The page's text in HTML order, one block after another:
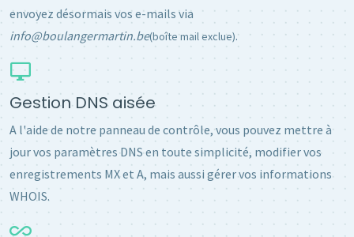
envoyez désormais vos e-mails via
info@boulangermartin.be(boîte mail exclue).
Gestion DNS aisée
A l'aide de notre panneau de contrôle, vous pouvez mettre à
jour vos paramètres DNS en toute simplicité, modifier vos
enregistrements MX et A, mais aussi gérer vos informations
WHOIS.